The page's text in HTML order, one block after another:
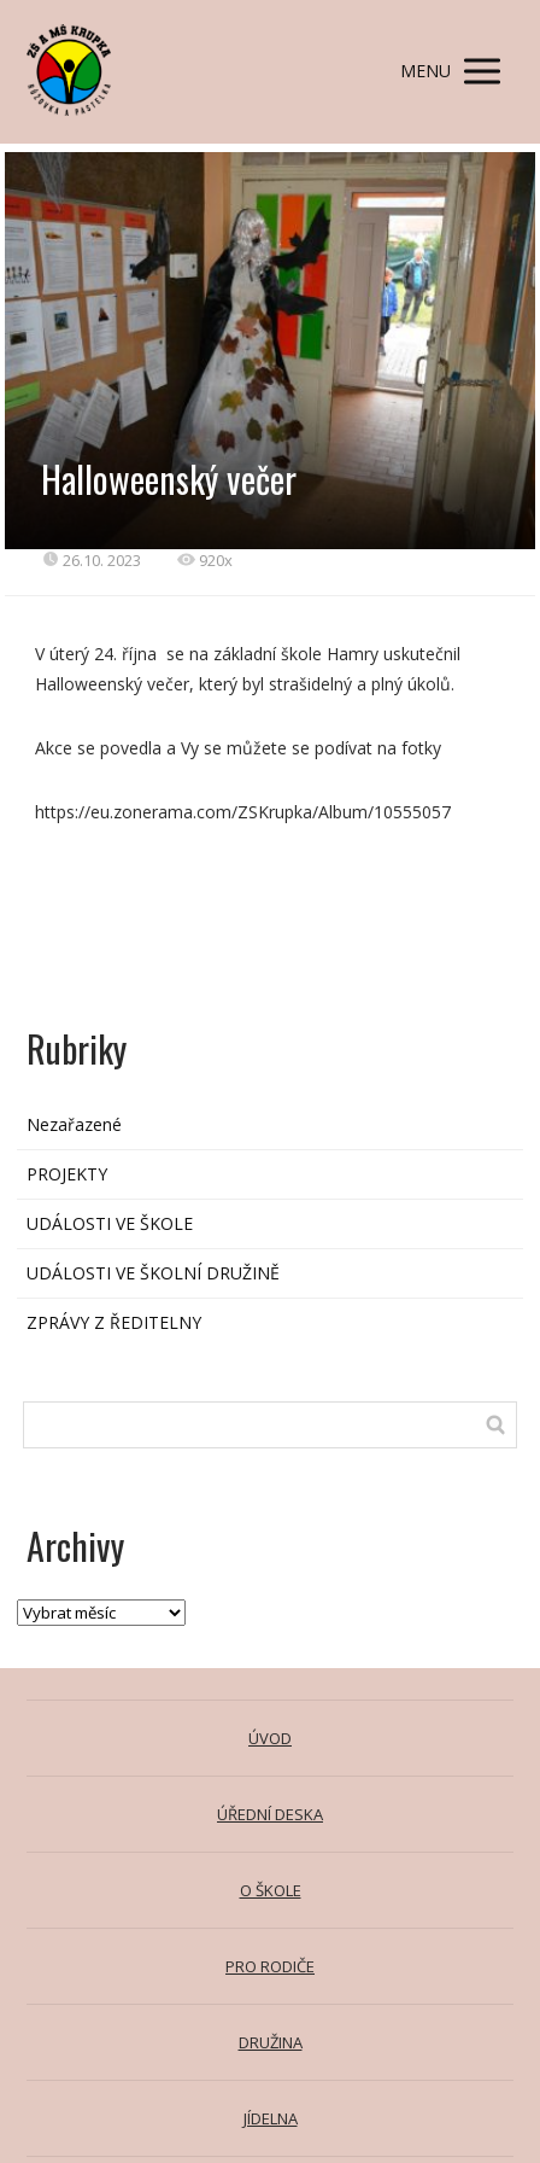
MENU
Halloweenský večer
26.10. 2023 920x
V úterý 24. října se na základní škole Hamry uskutečnil
Halloweenský večer, který byl strašidelný a plný úkolů.
Akce se povedla a Vy se můžete se podívat na fotky
https://eu.zonerama.com/ZSKrupka/Album/10555057
Rubriky
Nezařazené
PROJEKTY
UDÁLOSTI VE ŠKOLE
UDÁLOSTI VE ŠKOLNÍ DRUŽINĚ
ZPRÁVY Z ŘEDITELNY
Archivy
ÚVOD
ÚŘEDNÍ DESKA
O ŠKOLE
PRO RODIČE
DRUŽINA
JÍDELNA